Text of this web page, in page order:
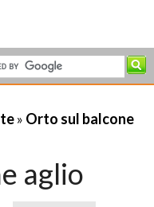
» Orto sul balcone
aglio